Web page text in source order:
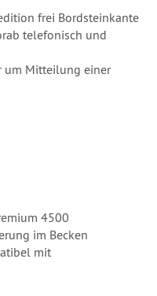
frei Bordsteinkante
telefonisch und
um Mitteilung einer
4500
im Becken
mit